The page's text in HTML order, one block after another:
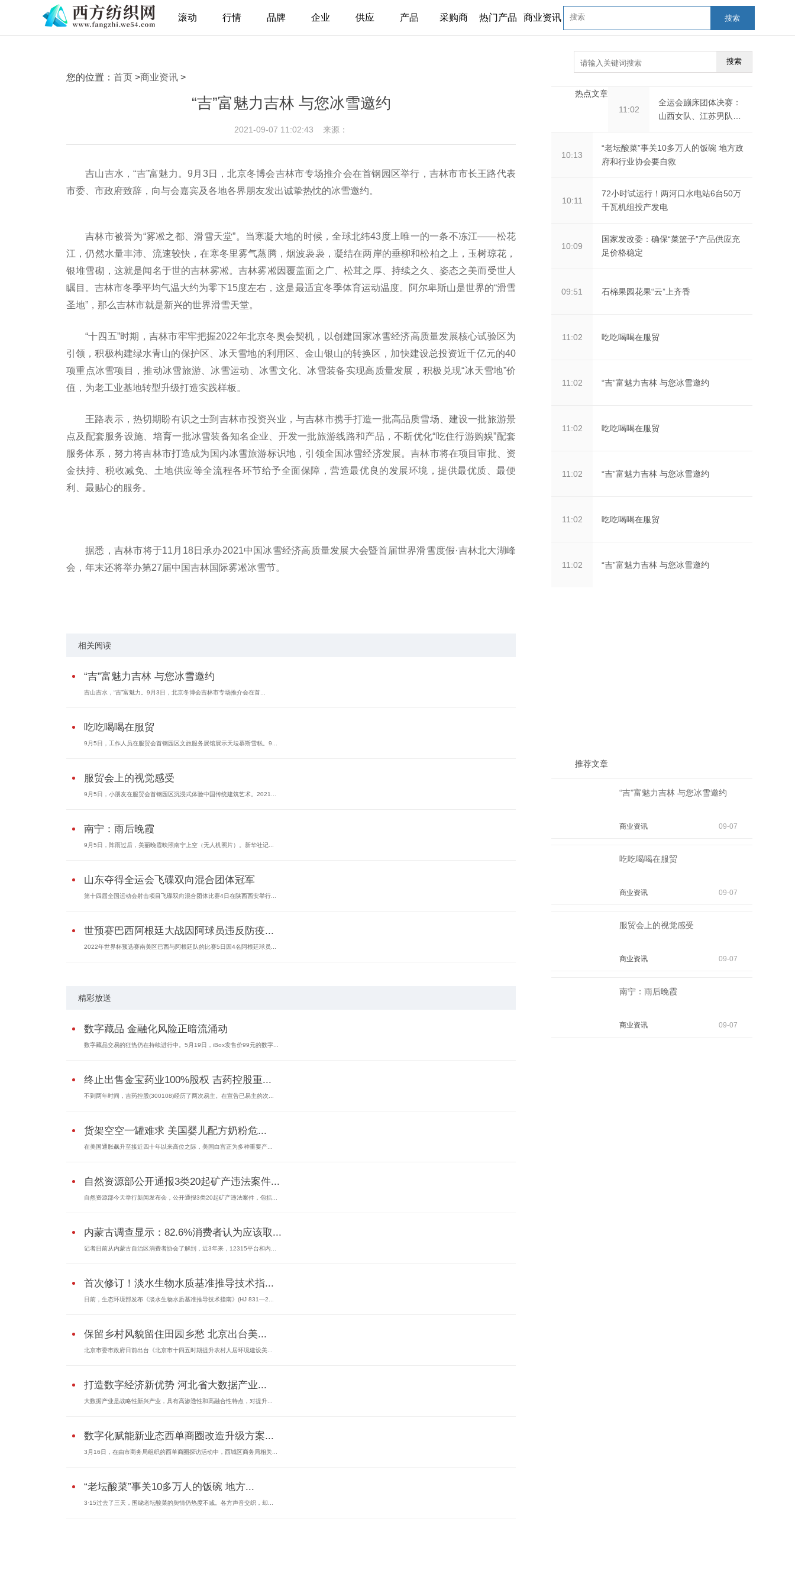
滚动 行情 品牌 企业 供应 产品 采购商 热门产品 商业资讯 搜索
您的位置： 首页 >商业资讯 >
“吉”富魅力吉林 与您冰雪邀约
2021-09-07 11:02:43 来源：
吉山吉水，“吉”富魅力。9月3日，北京冬博会吉林市专场推介会在首钢园区举行，吉林市市长王路代表
市委、市政府致辞，向与会嘉宾及各地各界朋友发出诚挚热忱的冰雪邀约。
吉林市被誉为“雾凇之都、滑雪天堂”。当寒凝大地的时候，全球北纬43度上唯一的一条不冻江——松花
江，仍然水量丰沛、流速较快，在寒冬里雾气蒸腾，烟波袅袅，凝结在两岸的垂柳和松柏之上，玉树琼花，
银堆雪砌，这就是闻名于世的吉林雾凇。吉林雾凇因覆盖面之广、松茸之厚、持续之久、姿态之美而受世人
瞩目。吉林市冬季平均气温大约为零下15度左右，这是最适宜冬季体育运动温度。阿尔卑斯山是世界的“滑雪
圣地”，那么吉林市就是新兴的世界滑雪天堂。
“十四五”时期，吉林市牢牢把握2022年北京冬奥会契机，以创建国家冰雪经济高质量发展核心试验区为
引领，积极构建绿水青山的保护区、冰天雪地的利用区、金山银山的转换区，加快建设总投资近千亿元的40
项重点冰雪项目，推动冰雪旅游、冰雪运动、冰雪文化、冰雪装备实现高质量发展，积极兑现“冰天雪地”价
值，为老工业基地转型升级打造实践样板。
王路表示，热切期盼有识之士到吉林市投资兴业，与吉林市携手打造一批高品质雪场、建设一批旅游景
点及配套服务设施、培育一批冰雪装备知名企业、开发一批旅游线路和产品，不断优化“吃住行游购娱”配套
服务体系，努力将吉林市打造成为国内冰雪旅游标识地，引领全国冰雪经济发展。吉林市将在项目审批、资
金扶持、税收减免、土地供应等全流程各环节给予全面保障，营造最优良的发展环境，提供最优质、最便
利、最贴心的服务。
据悉，吉林市将于11月18日承办2021中国冰雪经济高质量发展大会暨首届世界滑雪度假·吉林北大湖峰
会，年末还将举办第27届中国吉林国际雾凇冰雪节。
相关阅读
“吉”富魅力吉林 与您冰雪邀约
吉山吉水，“吉”富魅力。9月3日，北京冬博会吉林市专场推介会在首...
吃吃喝喝在服贸
9月5日，工作人员在服贸会首钢园区文旅服务展馆展示天坛慕斯雪糕。9...
服贸会上的视觉感受
9月5日，小朋友在服贸会首钢园区沉浸式体验中国传统建筑艺术。2021...
南宁：雨后晚霞
9月5日，阵雨过后，美丽晚霞映照南宁上空（无人机照片）。新华社记...
山东夺得全运会飞碟双向混合团体冠军
第十四届全国运动会射击项目飞碟双向混合团体比赛4日在陕西西安举行...
世预赛巴西阿根廷大战因阿球员违反防疫...
2022年世界杯预选赛南美区巴西与阿根廷队的比赛5日因4名阿根廷球员...
精彩放送
数字藏品 金融化风险正暗流涌动
数字藏品交易的狂热仍在持续进行中。5月19日，iBox发售价99元的数字...
终止出售金宝药业100%股权 吉药控股重...
不到两年时间，吉药控股(300108)经历了两次易主。在宣告已易主的次...
货架空空一罐难求 美国婴儿配方奶粉危...
在美国通胀飙升至接近四十年以来高位之际，美国白宫正为多种重要产...
自然资源部公开通报3类20起矿产违法案件...
自然资源部今天举行新闻发布会，公开通报3类20起矿产违法案件，包括...
内蒙古调查显示：82.6%消费者认为应该取...
记者日前从内蒙古自治区消费者协会了解到，近3年来，12315平台和内...
首次修订！淡水生物水质基准推导技术指...
日前，生态环境部发布《淡水生物水质基准推导技术指南》(HJ 831—2...
保留乡村风貌留住田园乡愁 北京出台美...
北京市委市政府日前出台《北京市十四五时期提升农村人居环境建设美...
打造数字经济新优势 河北省大数据产业...
大数据产业是战略性新兴产业，具有高渗透性和高融合性特点，对提升...
数字化赋能新业态西单商圈改造升级方案...
3月16日，在由市商务局组织的西单商圈探访活动中，西城区商务局相关...
“老坛酸菜”事关10多万人的饭碗 地方...
3·15过去了三天，围绕老坛酸菜的舆情仍热度不减。各方声音交织，却...
搜索
热点文章
11:02
全运会蹦床团体决赛：
山西女队、江苏男队夺
10:13
“老坛酸菜”事关10多万人的饭碗 地方政
府和行业协会要自救
10:11
72小时试运行！两河口水电站6台50万
千瓦机组投产发电
10:09
国家发改委：确保“菜篮子”产品供应充
足价格稳定
09:51 石棉果园花果“云”上齐香
11:02 吃吃喝喝在服贸
11:02 “吉”富魅力吉林 与您冰雪邀约
11:02 吃吃喝喝在服贸
11:02 “吉”富魅力吉林 与您冰雪邀约
11:02 吃吃喝喝在服贸
11:02 “吉”富魅力吉林 与您冰雪邀约
推荐文章
“吉”富魅力吉林 与您冰雪邀约
商业资讯 09-07
吃吃喝喝在服贸
商业资讯 09-07
服贸会上的视觉感受
商业资讯 09-07
南宁：雨后晚霞
商业资讯 09-07